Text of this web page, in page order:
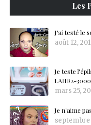
Les
J'ai testé le
août 12,
Je teste
LAHR2-
mars 25,
Je n'aime
septembre